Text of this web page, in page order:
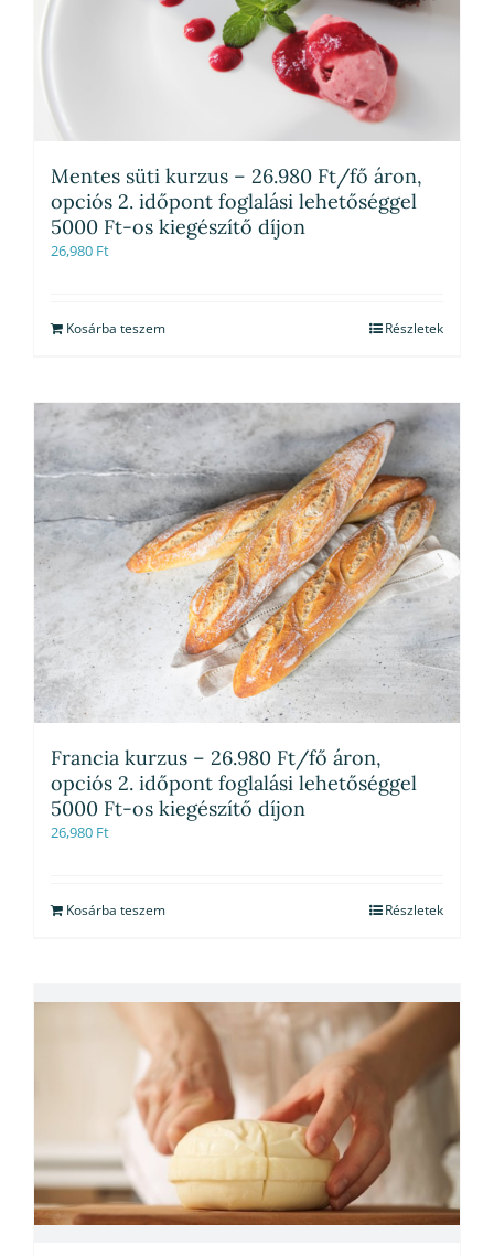
Mentes süti kurzus – 26.980 Ft/fő áron,
opciós 2. időpont foglalási lehetőséggel
5000 Ft-os kiegészítő díjon
26,980 Ft
Kosárba teszem Részletek
Francia kurzus – 26.980 Ft/fő áron,
opciós 2. időpont foglalási lehetőséggel
5000 Ft-os kiegészítő díjon
26,980 Ft
Kosárba teszem Részletek